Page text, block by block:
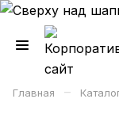
Главная –